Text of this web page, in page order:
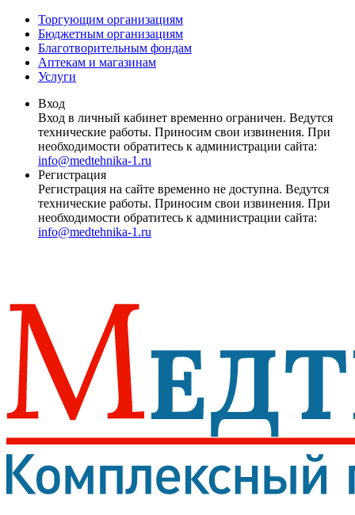
Торгующим организациям
Бюджетным организациям
Благотворительным фондам
Аптекам и магазинам
Услуги
Вход
Вход в личный кабинет временно ограничен. Ведутся
технические работы. Приносим свои извинения. При
необходимости обратитесь к администрации сайта:
info@medtehnika-1.ru
Регистрация
Регистрация на сайте временно не доступна. Ведутся
технические работы. Приносим свои извинения. При
необходимости обратитесь к администрации сайта:
info@medtehnika-1.ru